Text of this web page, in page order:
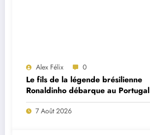
Alex Félix 0
Le fils de la légende brésilienne
Ronaldinho débarque au Portugal
7 Août 2026